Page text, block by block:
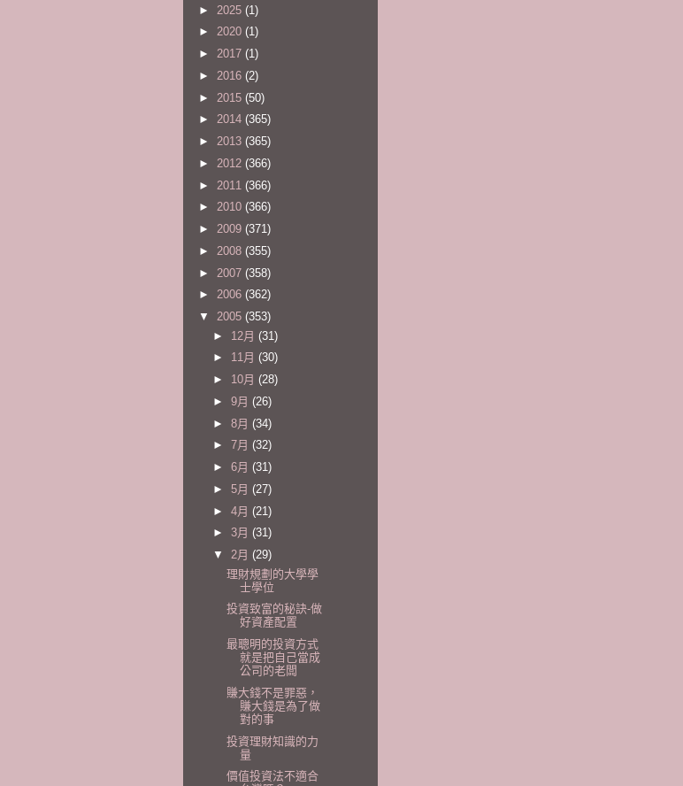
► 2025 (1)
► 2020 (1)
► 2017 (1)
► 2016 (2)
► 2015 (50)
► 2014 (365)
► 2013 (365)
► 2012 (366)
► 2011 (366)
► 2010 (366)
► 2009 (371)
► 2008 (355)
► 2007 (358)
► 2006 (362)
▼ 2005 (353)
► 12月 (31)
► 11月 (30)
► 10月 (28)
► 9月 (26)
► 8月 (34)
► 7月 (32)
► 6月 (31)
► 5月 (27)
► 4月 (21)
► 3月 (31)
▼ 2月 (29)
理財規劃的大學學
士學位
投資致富的秘訣-做
好資產配置
最聰明的投資方式
就是把自己當成
公司的老闆
賺大錢不是罪惡，
賺大錢是為了做
對的事
投資理財知識的力
量
價值投資法不適合